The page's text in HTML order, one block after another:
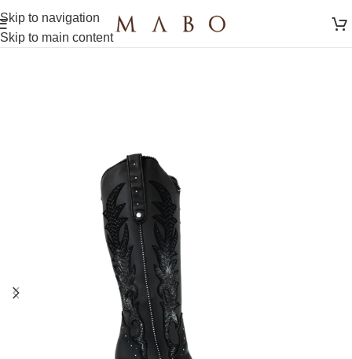
Skip to navigation
Skip to main content